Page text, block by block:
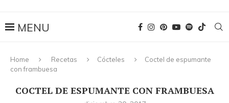
Home Recetas Cócteles
Coctel de espumante
con frambuesa
COCTEL DE ESPUMANTE CON FRAMBUESA